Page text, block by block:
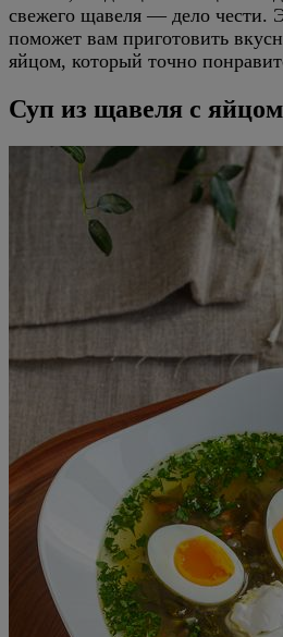
свежего щавеля — дело чести.
поможет вам приготовить
яйцом, который точно
Суп из щавеля с яйцом